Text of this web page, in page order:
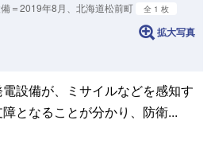
＝2019年8月、北海道松前町 全 1 枚
拡大写真
設備が、ミサイルなどを感知す
となることが分かり、防衛...